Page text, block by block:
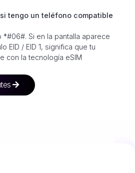
tengo un teléfono compatible
*#06#. Si en la pantalla aparece
EID / EID 1, significa que tu
con la tecnología eSIM